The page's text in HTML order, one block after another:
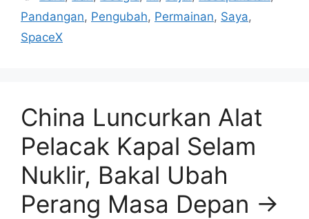
Pandangan, Pengubah, Permainan, Saya,
SpaceX
China Luncurkan Alat
Pelacak Kapal Selam
Nuklir, Bakal Ubah
Perang Masa Depan →